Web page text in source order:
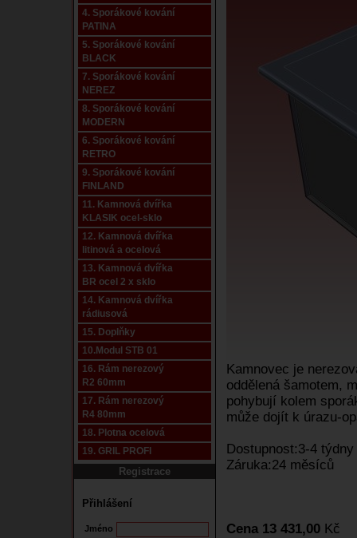
4. Sporákové kování
PATINA
5. Sporákové kování
BLACK
7. Sporákové kování
NEREZ
8. Sporákové kování
MODERN
6. Sporákové kování
RETRO
9. Sporákové kování
FINLAND
11. Kamnová dvířka
KLASIK ocel-sklo
12. Kamnová dvířka
litinová a ocelová
13. Kamnová dvířka
BR ocel 2 x sklo
14. Kamnová dvířka
rádiusová
15. Doplňky
10.Modul STB 01
16. Rám nerezový
R2 60mm
17. Rám nerezový
R4 80mm
18. Plotna ocelová
19. GRIL PROFI
Registrace
Přihlášení
Jméno
Kamnovec je
oddělená šamotem,
pohybují kolem
může dojít k úrazu-
Dostupnost:3-4 týdny
Záruka:24 měsíců
Cena 13 431,00 Kč